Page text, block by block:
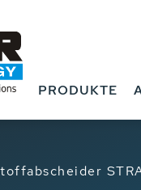
PRODUKTE